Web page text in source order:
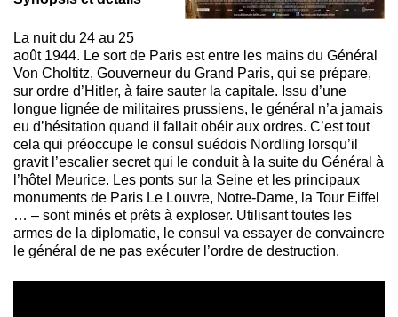
La nuit du 24 au 25
août 1944. Le sort de Paris est entre les mains du Général
Von Choltitz, Gouverneur du Grand Paris, qui se prépare,
sur ordre d’Hitler, à faire sauter la capitale. Issu d’une
longue lignée de militaires prussiens, le général n’a jamais
eu d’hésitation quand il fallait obéir aux ordres. C’est tout
cela qui préoccupe le consul suédois Nordling lorsqu’il
gravit l’escalier secret qui le conduit à la suite du Général à
l’hôtel Meurice. Les ponts sur la Seine et les principaux
monuments de Paris Le Louvre, Notre-Dame, la Tour Eiffel
… – sont minés et prêts à exploser. Utilisant toutes les
armes de la diplomatie, le consul va essayer de convaincre
le général de ne pas exécuter l’ordre de destruction.